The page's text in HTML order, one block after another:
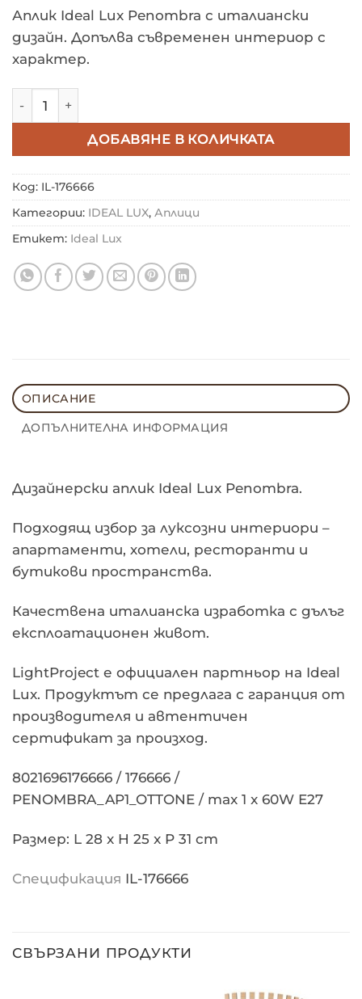
Аплик Ideal Lux Penombra с италиански
дизайн. Допълва съвременен интериор с
характер.
ДОБАВЯНЕ В КОЛИЧКАТА
Код: IL-176666
Категории: IDEAL LUX, Аплици
Етикет: Ideal Lux
ОПИСАНИЕ
ДОПЪЛНИТЕЛНА ИНФОРМАЦИЯ
Дизайнерски аплик Ideal Lux Penombra.
Подходящ избор за луксозни интериори –
апартаменти, хотели, ресторанти и
бутикови пространства.
Качествена италианска изработка с дълъг
експлоатационен живот.
LightProject е официален партньор на Ideal
Lux. Продуктът се предлага с гаранция от
производителя и автентичен
сертификат за произход.
8021696176666 / 176666 /
PENOMBRA_AP1_OTTONE / max 1 x 60W E27
Размер: L 28 x H 25 x P 31 cm
Спецификация IL-176666
СВЪРЗАНИ ПРОДУКТИ